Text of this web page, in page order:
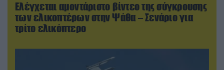
Ελέγχεται αμοντάριστο βίντεο της σύγκρουσης
των ελικοπτέρων στην Ψάθα – Σενάριο για
τρίτο ελικόπτερο